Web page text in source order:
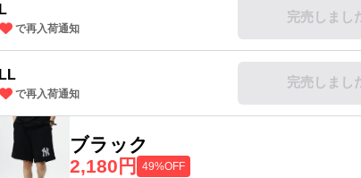
L
で再入荷通知
完売しまし
LL
で再入荷通知
完売しまし
ブラック
2,180円
49%OFF